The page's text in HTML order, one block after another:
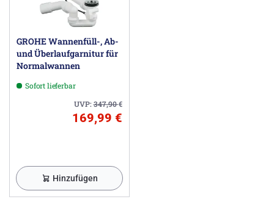
GROHE Wannenfüll-, Ab-
und Überlaufgarnitur für
Normalwannen
Sofort lieferbar
UVP:347,90€
169,99 €
Hinzufügen